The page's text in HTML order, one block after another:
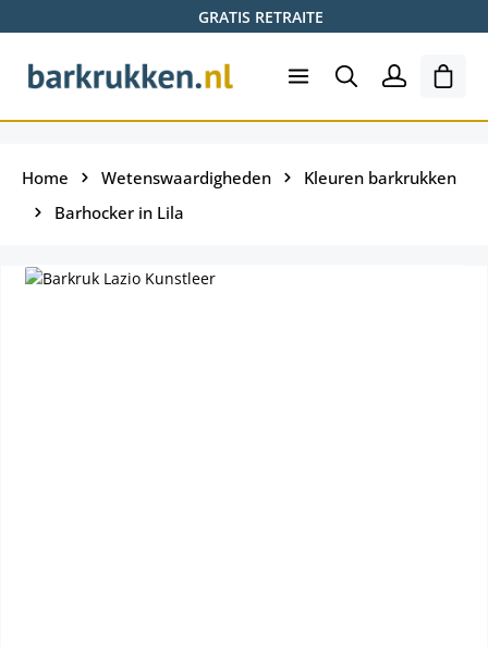
GRATIS RETRAITE
Home Wetenswaardigheden
Kleuren barkrukken
Barhocker in Lila